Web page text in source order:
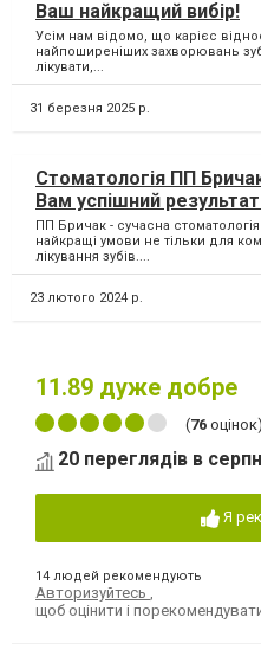
Ваш найкращий вибір!
Усім нам відомо, що карієс
найпоширеніших захворювань
лікувати,...
31 березня 2025 р.
Стоматологія ПП
Вам успішний результат
ПП Бричак - сучасна
найкращі умови не тільки для
лікування зубів....
23 лютого 2024 р.
11.89 дуже добре
(76 оцінок)
20 переглядів в
Я
14 людей рекомендують
Авторизуйтесь
щоб оцінити і